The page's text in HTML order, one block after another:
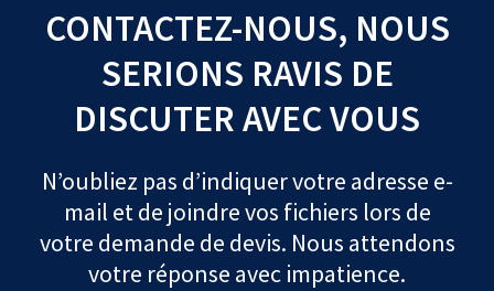
CONTACTEZ-NOUS, NOUS
SERIONS RAVIS DE
DISCUTER AVEC VOUS
N’oubliez pas d’indiquer votre adresse e-
mail et de joindre vos fichiers lors de
votre demande de devis. Nous attendons
votre réponse avec impatience.